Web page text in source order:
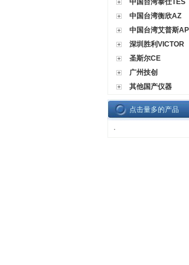
中国台湾泰仕TES
中国台湾衡欣AZ
中国台湾艾普斯
深圳胜利VICTOR
圣斯尔CE
广州技创
其他国产仪器
点击量多的产品
·